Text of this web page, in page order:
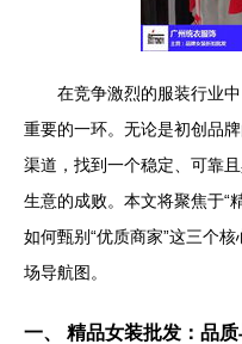
在竞争激烈的服装行业
重要的一环。无论是初创品
渠道，找到一个稳定、可靠
生意的成败。本文将聚焦于“
如何甄别“优质商家”这三个
场导航图。
一、 精品女装批发：品